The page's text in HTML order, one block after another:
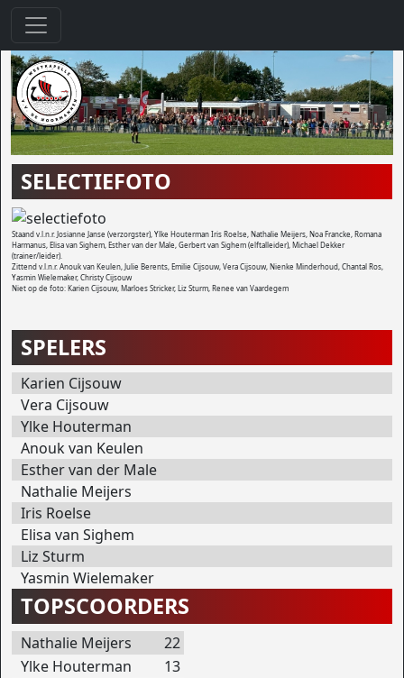
SELECTIEFOTO
Staand v.l.n.r. Josianne Janse (verzorgster), Ylke Houterman Iris Roelse, Nathalie Meijers, Noa Francke, Romana
Harmanus, Elisa van Sighem, Esther van der Male, Gerbert van Sighem (elftalleider), Michael Dekker
(trainer/leider).
Zittend v.l.n.r. Anouk van Keulen, Julie Berents, Emilie Cijsouw, Vera Cijsouw, Nienke Minderhoud, Chantal Ros,
Yasmin Wielemaker, Christy Cijsouw
Niet op de foto: Karien Cijsouw, Marloes Stricker, Liz Sturm, Renee van Vaardegem
SPELERS
Karien Cijsouw
Vera Cijsouw
Ylke Houterman
Anouk van Keulen
Esther van der Male
Nathalie Meijers
Iris Roelse
Elisa van Sighem
Liz Sturm
Yasmin Wielemaker
TOPSCOORDERS
Nathalie Meijers
22
Ylke Houterman
13